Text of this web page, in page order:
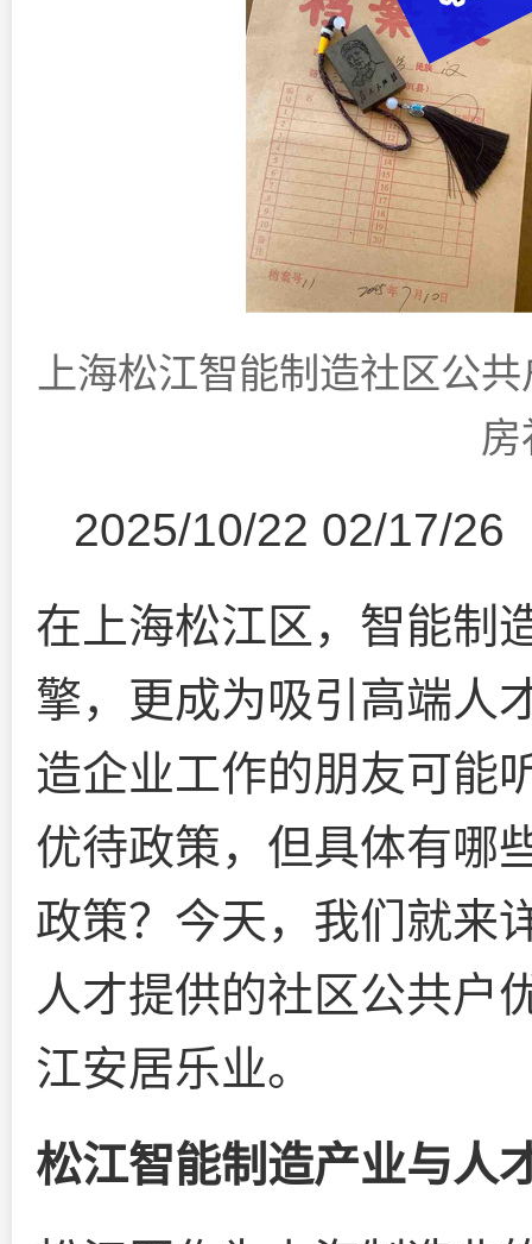
上海松江智能制造社区公
2025/10/22 02/17/26
在上海松江区，智能制
擎，更成为吸引高端人
造企业工作的朋友可能
优待政策，但具体有哪
政策？今天，我们就来
人才提供的社区公共户
江安居乐业。
松江智能制造产业与人